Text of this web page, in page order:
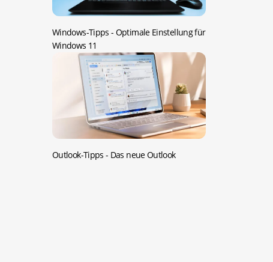
Windows-Tipps - Optimale Einstellung für
Windows 11
Outlook-Tipps - Das neue Outlook